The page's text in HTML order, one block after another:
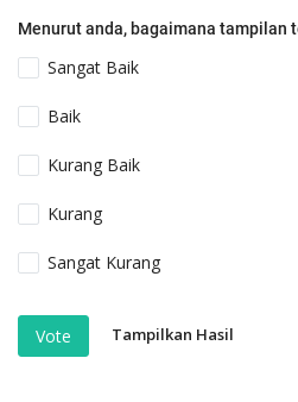
Menurut anda, bagaimana tampilan
Sangat Baik
Baik
Kurang Baik
Kurang
Sangat Kurang
Vote Tampilkan Hasil